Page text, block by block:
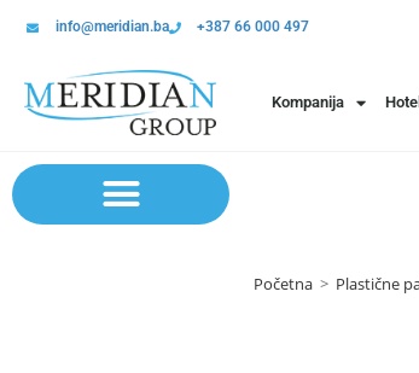
info@meridian.ba +387 66 000 497
Kompanija
Početna > Plastične